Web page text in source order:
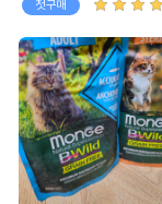
첫구매